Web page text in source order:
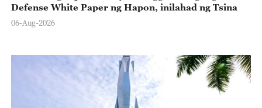
Defense White Paper ng Hapon, inilahad ng Tsina
06-Aug-2026